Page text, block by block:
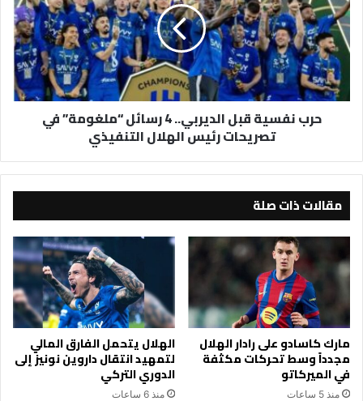
الديربي..
4
رسائل
“ملغومة”
في
تصريحات
حرب نفسية قبل الديربي.. 4 رسائل “ملغومة” في
تصريحات رئيس الهلال التنفيذي
مقالات ذات صلة
مارك كاسادو على رادار الهلال
مجدداً وسط تحركات مكثفة
في الميركاتو
منذ 5 ساعات
الهلال يتحمل الفارق المالي
لتمهيد انتقال داروين نونيز إلى
الدوري التركي
منذ 6 ساعات